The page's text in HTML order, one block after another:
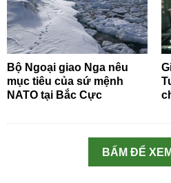
Bộ Ngoại giao Nga nêu
mục tiêu của sứ mệnh
NATO tại Bắc Cực
BẤM ĐỂ